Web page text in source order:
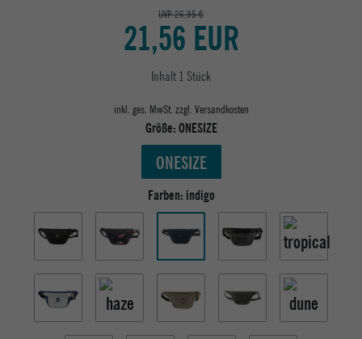
UVP 26,95 €
21,56 EUR
Inhalt 1 Stück
inkl. ges. MwSt. zzgl. Versandkosten
Größe:ONESIZE
ONESIZE
Farben: indigo